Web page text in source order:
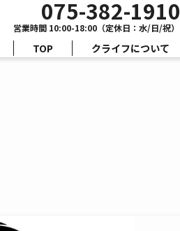
075-382-1910
営業時間 10:00-18:00（定休日：水/日/祝）
TOP クライフについて